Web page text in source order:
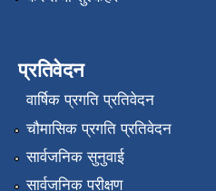
प्रतिवेदन
वार्षिक प्रगति प्रतिवेदन
चौमासिक प्रगति प्रतिवेदन
सार्वजनिक सुनुवाई
सार्वजनिक परीक्षण